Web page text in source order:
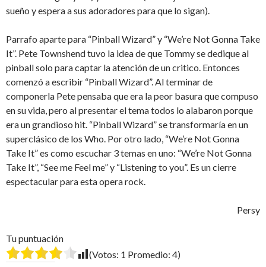
sueño y espera a sus adoradores para que lo sigan).
Parrafo aparte para “Pinball Wizard” y “We’re Not Gonna Take
It”. Pete Townshend tuvo la idea de que Tommy se dedique al
pinball solo para captar la atención de un critico. Entonces
comenzó a escribir “Pinball Wizard”. Al terminar de
componerla Pete pensaba que era la peor basura que compuso
en su vida, pero al presentar el tema todos lo alabaron porque
era un grandioso hit. “Pinball Wizard” se transformaría en un
superclásico de los Who. Por otro lado, “We’re Not Gonna
Take It” es como escuchar 3 temas en uno: “We’re Not Gonna
Take It”, “See me Feel me” y “Listening to you”. Es un cierre
espectacular para esta opera rock.
Persy
Tu puntuación
(Votos: 1 Promedio: 4)